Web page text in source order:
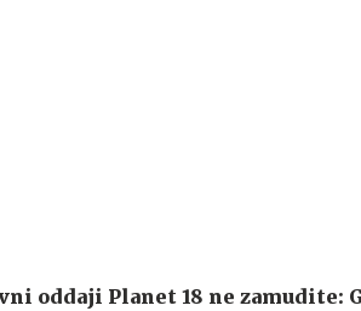
oddaji Planet 18 ne zamudite: